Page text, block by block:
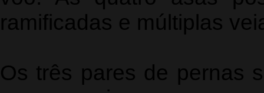
ramificadas e múltiplas
Os três pares de pernas